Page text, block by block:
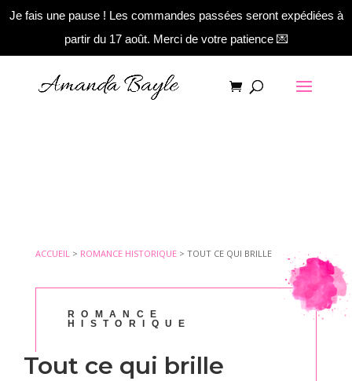
Je fais une pause ! Les commandes passées seront expédiées à
partir du 17 août. Merci de votre patience 💌
ACCUEIL> ROMANCE HISTORIQUE> TOUT CE QUI BRILLE
ROMANCE
HISTORIQUE
Tout ce qui brille